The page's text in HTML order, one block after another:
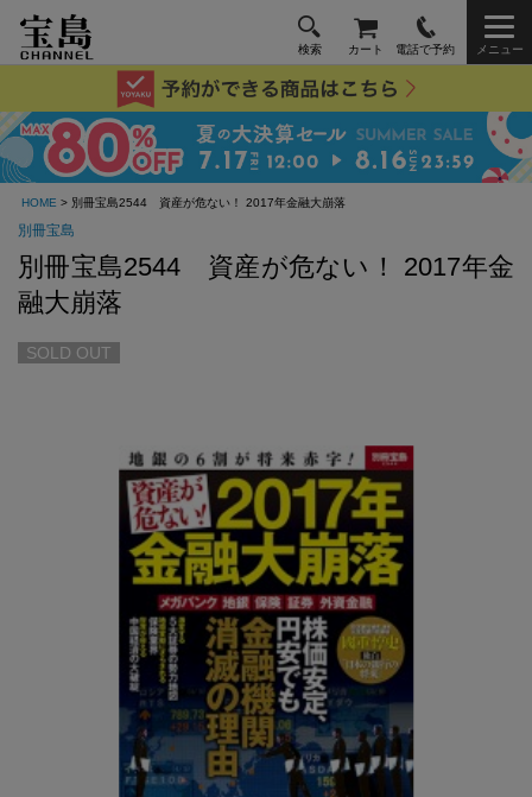
検索 カート 電話で予約 メニュー
HOME > 別冊宝島2544 資産が危ない！ 2017年金融大崩落
別冊宝島
別冊宝島2544 資産が危ない！ 2017年金
融大崩落
SOLD OUT